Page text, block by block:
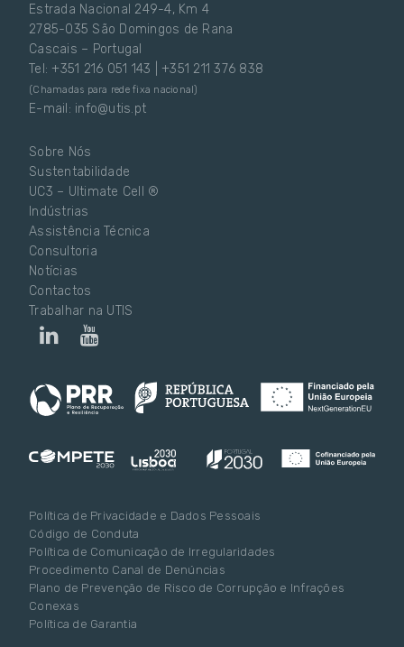
Estrada Nacional 249-4, Km 4
2785-035 São Domingos de Rana
Cascais – Portugal
Tel: +351 216 051 143 | +351 211 376 838
(Chamadas para rede fixa nacional)
E-mail: info@utis.pt
Sobre Nós
Sustentabilidade
UC3 – Ultimate Cell ®
Indústrias
Assistência Técnica
Consultoria
Notícias
Contactos
Trabalhar na UTIS
Política de Privacidade e Dados Pessoais
Código de Conduta
Política de Comunicação de Irregularidades
Procedimento Canal de Denúncias
Plano de Prevenção de Risco de Corrupção e Infrações
Conexas
Política de Garantia